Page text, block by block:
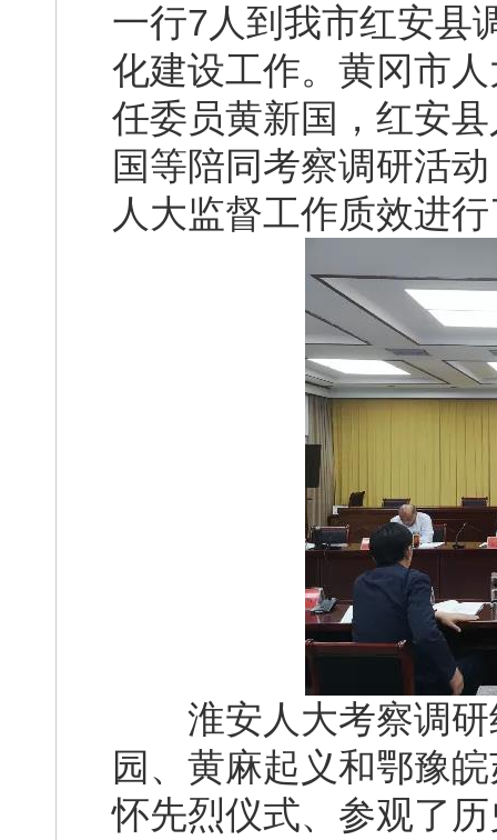
一行7人到我市红安县
化建设工作。黄冈市
任委员黄新国，红安
国等陪同考察调研活
人大监督工作质效进
淮安人大考察调研
园、黄麻起义和鄂豫
怀先烈仪式、参观了